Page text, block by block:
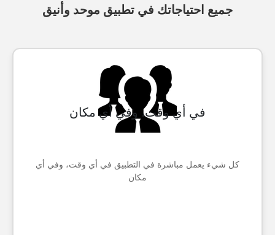
جميع احتياجاتك في تطبيق موحد وأنيق
في أي وقت، وفي أي مكان
كل شيء يعمل مباشرة في التطبيق في أي وقت، وفي أي
مكان